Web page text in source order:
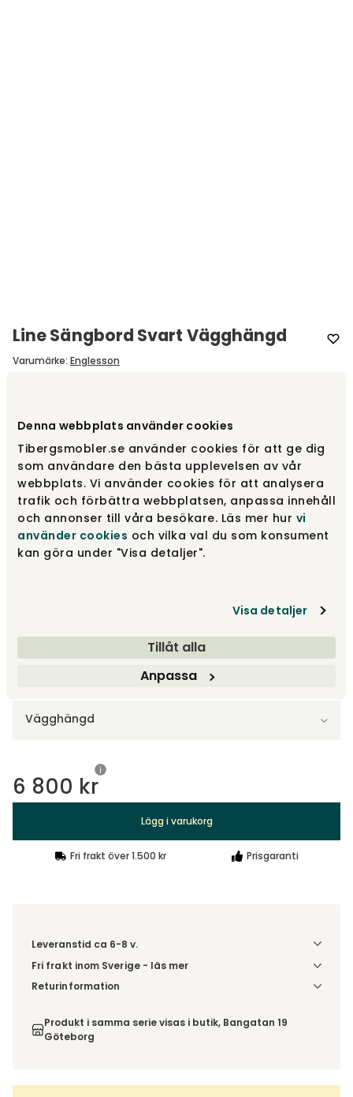
Denna webbplats använder cookies
Tibergsmobler.se använder cookies för att ge dig
som användare den bästa upplevelsen av vår
webbplats. Vi använder cookies för att analysera
trafik och förbättra webbplatsen, anpassa innehåll
och annonser till våra besökare. Läs mer hur vi
använder cookies och vilka val du som konsument
kan göra under "Visa detaljer".
Visa detaljer
Tillåt alla
Anpassa
Line Sängbord Svart Vägghängd
Varumärke: Englesson
Svart 6 800 kr
Vit 6 800 kr
Visa fler +1
Vägghängd
6 800 kr
Lägg i varukorg
Fri frakt över 1.500 kr Prisgaranti
Leveranstid ca 6-8 v.
Fri frakt inom Sverige - läs mer
Denna vara skickas till ett ombud. Du väljer själv i kassan
varan ihop med andra produkter skickas hela ordern
tillsammans med samma fraktalternativ.
Returinformation
inte av ångerrätten.
Produkt i samma serie visas i butik, Bangatan 19
Göteborg